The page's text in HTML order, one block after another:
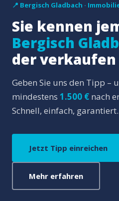
📍 Bergisch Gladbach ·
Sie kennen
Bergisch
der verkaufen
Geben Sie uns den Tipp –
mindestens 1.500 € nach
Schnell, einfach, garantiert.
Jetzt Tipp einreichen
Mehr erfahren